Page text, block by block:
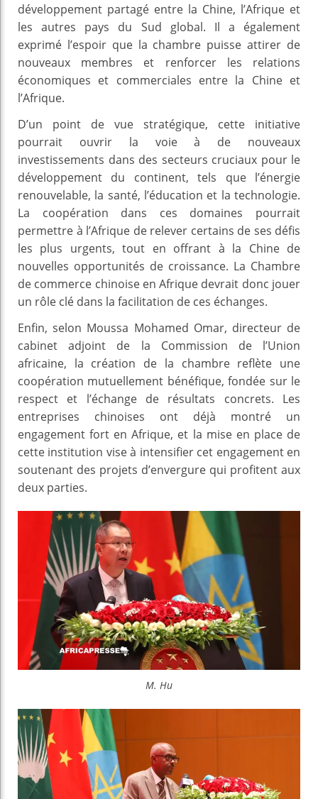
développement partagé entre la Chine, l’Afrique et
les autres pays du Sud global. Il a également
exprimé l’espoir que la chambre puisse attirer de
nouveaux membres et renforcer les relations
économiques et commerciales entre la Chine et
l’Afrique.
D’un point de vue stratégique, cette initiative
pourrait ouvrir la voie à de nouveaux
investissements dans des secteurs cruciaux pour le
développement du continent, tels que l’énergie
renouvelable, la santé, l’éducation et la technologie.
La coopération dans ces domaines pourrait
permettre à l’Afrique de relever certains de ses défis
les plus urgents, tout en offrant à la Chine de
nouvelles opportunités de croissance. La Chambre
de commerce chinoise en Afrique devrait donc jouer
un rôle clé dans la facilitation de ces échanges.
Enfin, selon Moussa Mohamed Omar, directeur de
cabinet adjoint de la Commission de l’Union
africaine, la création de la chambre reflète une
coopération mutuellement bénéfique, fondée sur le
respect et l’échange de résultats concrets. Les
entreprises chinoises ont déjà montré un
engagement fort en Afrique, et la mise en place de
cette institution vise à intensifier cet engagement en
soutenant des projets d’envergure qui profitent aux
deux parties.
M. Hu